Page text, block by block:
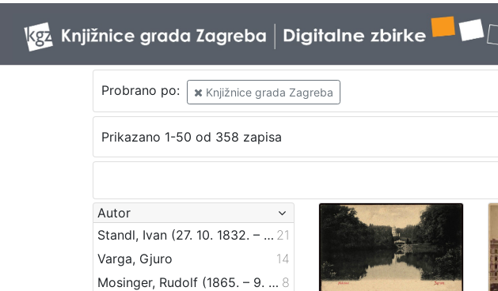
Probrano po: Knjižnice grada Zagreba
Prikazano 1-50 od 358 zapisa
Autor
Standl, Ivan (27. 10. 1832. – 30. 8. 1897.) 21
Varga, Gjuro
14
Mosinger, Rudolf (1865. – 9. 10. 1918.) 8